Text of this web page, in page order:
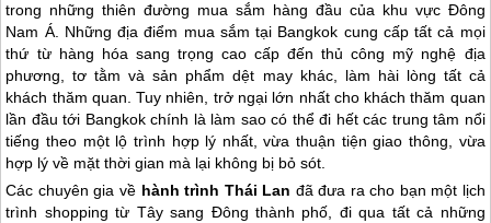
trong những thiên đường mua sắm hàng đầu của khu vực Đông
Nam Á. Những địa điểm mua sắm tại Bangkok cung cấp tất cả mọi
thứ từ hàng hóa sang trọng cao cấp đến thủ công mỹ nghệ địa
phương, tơ tằm và sản phẩm dệt may khác, làm hài lòng tất cả
khách thăm quan. Tuy nhiên, trở ngại lớn nhất cho khách thăm quan
lần đầu tới Bangkok chính là làm sao có thể đi hết các trung tâm nổi
tiếng theo một lộ trình hợp lý nhất, vừa thuận tiện giao thông, vừa
hợp lý về mặt thời gian mà lại không bị bỏ sót.
Các chuyên gia về hành trình Thái Lan đã đưa ra cho bạn một lịch
trình shopping từ Tây sang Đông thành phố, đi qua tất cả những